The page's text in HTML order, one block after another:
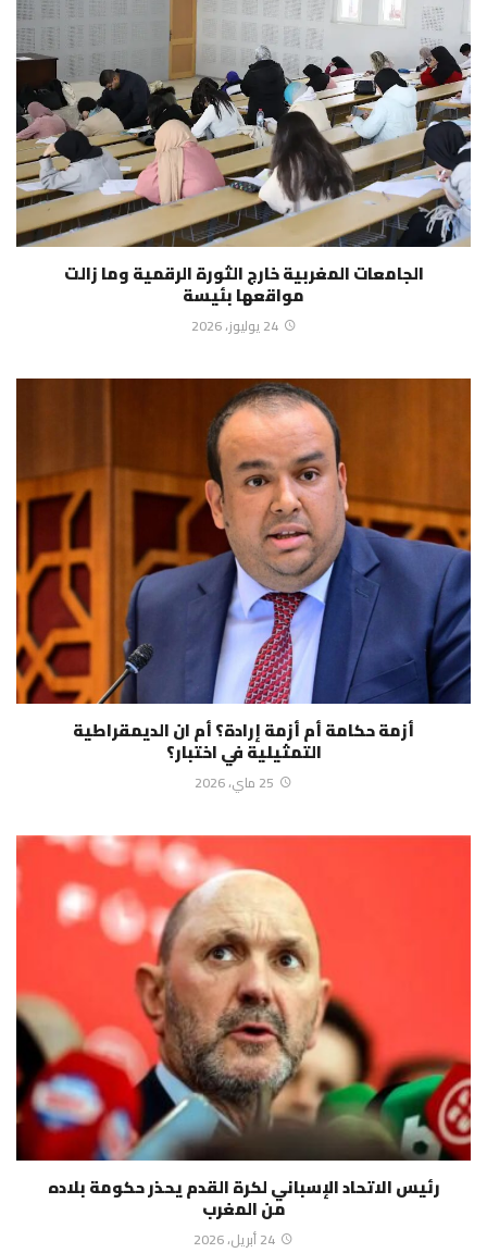
الجامعات المغربية خارج الثورة الرقمية وما زالت
مواقعها بئيسة
24 يوليوز، 2026
أزمة حكامة أم أزمة إرادة؟ أم ان الديمقراطية
التمثيلية في اختبار؟
25 ماي، 2026
رئيس الاتحاد الإسباني لكرة القدم يحذر حكومة بلاده
من المغرب
24 أبريل، 2026